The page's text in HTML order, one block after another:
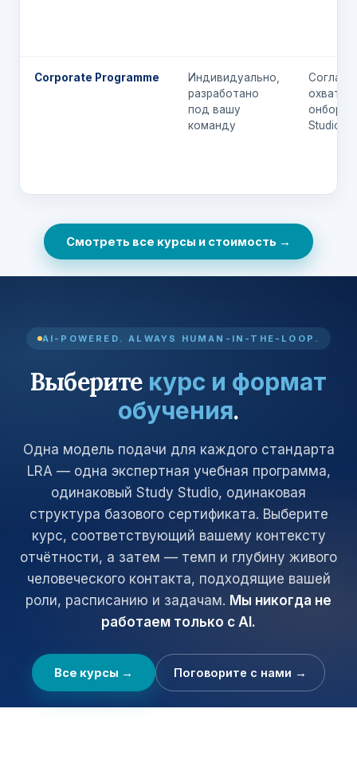
Corporate Programme
Индивидуально,
разработано
под вашу
команду
охвата +
Studio
Смотреть все курсы и стоимость →
AI-POWERED. ALWAYS HUMAN-IN-THE-LOOP.
Выберите курс и формат
обучения.
Одна модель подачи для каждого стандарта
LRA — одна экспертная учебная программа,
одинаковый Study Studio, одинаковая
структура базового сертификата. Выберите
курс, соответствующий вашему контексту
отчётности, а затем — темп и глубину живого
человеческого контакта, подходящие вашей
роли, расписанию и задачам. Мы никогда не
работаем только с AI.
Все курсы → Поговорите с нами →